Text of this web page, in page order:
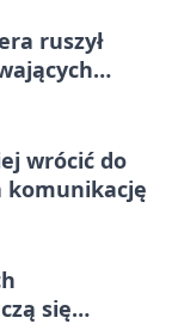
ruszył
wrócić do
komunikację
się